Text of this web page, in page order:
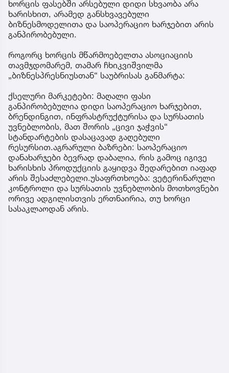
ხორცის ფასებში არსებული დიდი სხვაობა არა
ხარისხით, არამედ განსხვავებული
ბიზნესმოდელითა და საოპერაციო ხარჯებით არის
განპირობებული.
როგორც ხორცის მწარმოებელთა ასოციაციის
თავმჯდომარემ, თამარ ჩხიკვიშვილმა
„ბიზნესპრესნიუსთან“ საუბრისას განმარტა:
ქსელური მარკეტები: მაღალი ფასი
განპირობებულია დიდი საოპერაციო ხარჯებით,
ბრენდინგით, ინფრასტრუქტურისა და სურსათის
უვნებლობის, მათ შორის „ცივი ჯაჭვის“
სტანდარტების დასაცავად გაღებული
რესურსით.აგრარული ბაზრები: საოპერაციო
დანახარჯები ბევრად დაბალია, რის გამოც იგივე
ხარისხის პროდუქციის გაყიდვა შედარებით იაფად
არის შესაძლებელი.უსაფრთხოება: ვეტერინარული
კონტროლი და სურსათის უვნებლობის მოთხოვნები
ორივე ადგილისთვის ერთნაირია, თუ ხორცი
სასაკლაოდან არის.